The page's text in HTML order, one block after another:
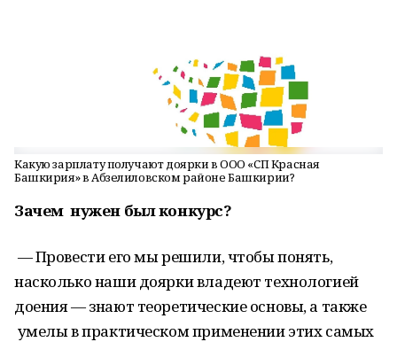
Какую зарплату получают доярки в ООО «СП Красная
Башкирия» в Абзелиловском районе Башкирии?
Зачем нужен был конкурс?
— Провести его мы решили, чтобы понять,
насколько наши доярки владеют технологией
доения — знают теоретические основы, а также
умелы в практическом применении этих самых